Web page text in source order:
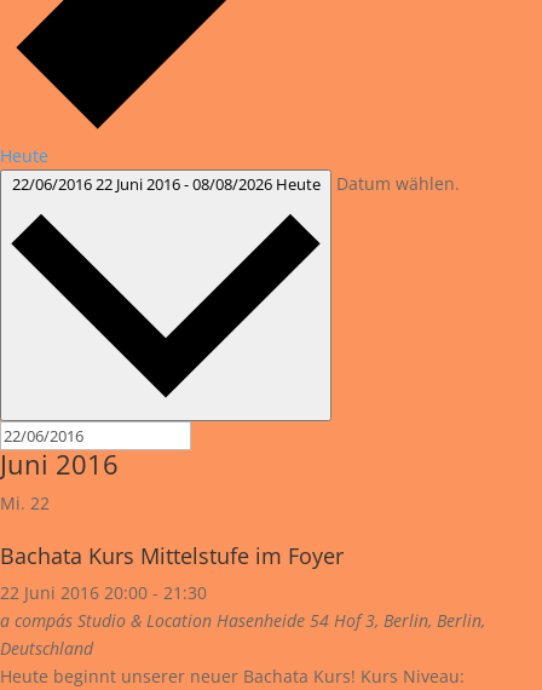
Heute
22/06/201622 Juni 2016-08/08/2026 Heute Datum wählen.
Juni 2016
Mi. 22
Bachata Kurs Mittelstufe im Foyer
22 Juni 2016 20:00 - 21:30
a compás Studio & Location Hasenheide 54 Hof 3, Berlin, Berlin,
Deutschland
Heute beginnt unserer neuer Bachata Kurs! Kurs Niveau: